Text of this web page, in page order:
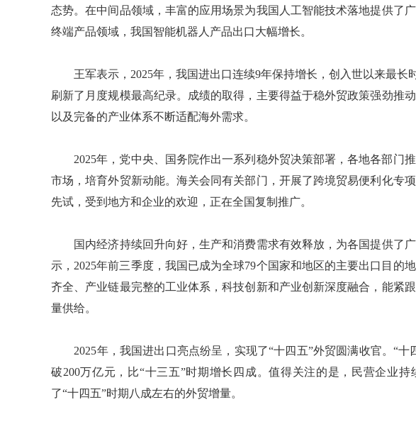
态势。在中间品领域，丰富的应用场景为我国人工智能技术落地提供了
终端产品领域，我国智能机器人产品出口大幅增长。
王军表示，2025年，我国进出口连续9年保持增长，创入世以来最长时
刷新了月度规模最高纪录。成绩的取得，主要得益于稳外贸政策强劲推
以及完备的产业体系不断适配海外需求。
2025年，党中央、国务院作出一系列稳外贸决策部署，各地各部门
市场，培育外贸新动能。海关会同有关部门，开展了跨境贸易便利化专
先试，受到地方和企业的欢迎，正在全国复制推广。
国内经济持续回升向好，生产和消费需求有效释放，为各国提供了广
示，2025年前三季度，我国已成为全球79个国家和地区的主要出口目的
齐全、产业链最完整的工业体系，科技创新和产业创新深度融合，能紧
量供给。
2025年，我国进出口亮点纷呈，实现了“十四五”外贸圆满收官。“十
破200万亿元，比“十三五”时期增长四成。值得关注的是，民营企业
了“十四五”时期八成左右的外贸增量。